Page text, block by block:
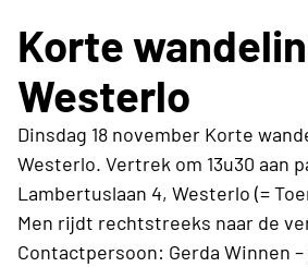
Korte
Westerlo
Dinsdag 18 november Korte
Westerlo. Vertrek om 13u30 aan
Lambertuslaan 4, Westerlo (=
Men rijdt rechtstreeks naar de
Contactpersoon: Gerda Winnen –